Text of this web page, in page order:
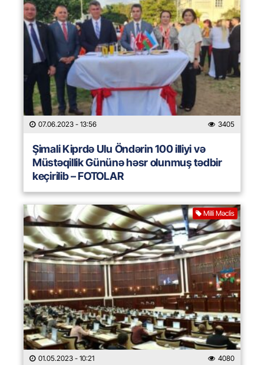
07.06.2023 - 13:56 3405
Şimali Kiprdə Ulu Öndərin 100 illiyi və
Müstəqillik Gününə həsr olunmuş tədbir
keçirilib – FOTOLAR
Milli Məclis
01.05.2023 - 10:21 4080